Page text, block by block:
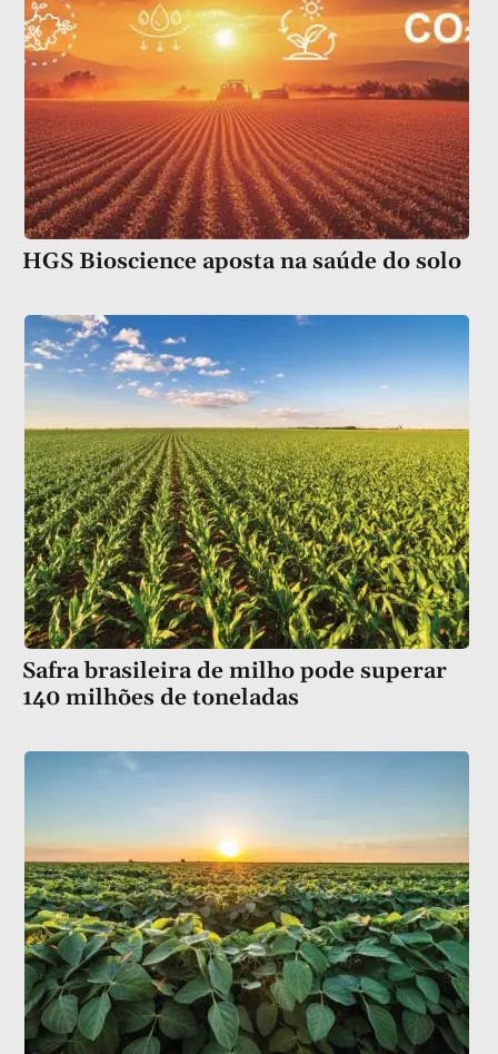
HGS Bioscience aposta na saúde do solo
Safra brasileira de milho pode superar
140 milhões de toneladas